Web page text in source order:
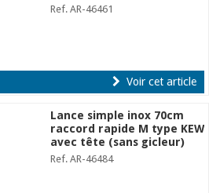
Ref. AR-46461
Voir cet article
Lance simple inox 70cm
raccord rapide M type KEW
avec tête (sans gicleur)
Ref. AR-46484